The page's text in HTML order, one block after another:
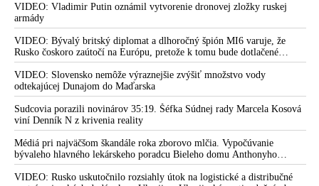
VIDEO: Vladimir Putin oznámil vytvorenie dronovej zložky ruskej
armády
VIDEO: Bývalý britský diplomat a dlhoročný špión MI6 varuje, že
Rusko čoskoro zaútočí na Európu, pretože k tomu bude dotlačené
rovnako, ako bolo dotlačené k invázii na Ukrajinu v roku 2022.
Zelenskyj medzitým v Kyjeve naliehal na zhromaždených diplomatov,
aby vo svete zháňali energie pre Ukrajinu na zimu. Putin vraj bude
mobilizovať a vojna sa do zimy pravdepodobne neskončí
VIDEO: Slovensko nemôže výraznejšie zvýšiť množstvo vody
odtekajúcej Dunajom do Maďarska
Sudcovia porazili novinárov 35:19. Šéfka Súdnej rady Marcela Kosová
viní Denník N z krivenia reality
Médiá pri najväčšom škandále roka zborovo mlčia. Vypočúvanie
bývaleho hlavného lekárskeho poradcu Bieleho domu Anthonyho
Fauciho pred výborom amerického Senátu väčšina médií ignorovala
VIDEO: Rusko uskutočnilo rozsiahly útok na logistické a distribučné